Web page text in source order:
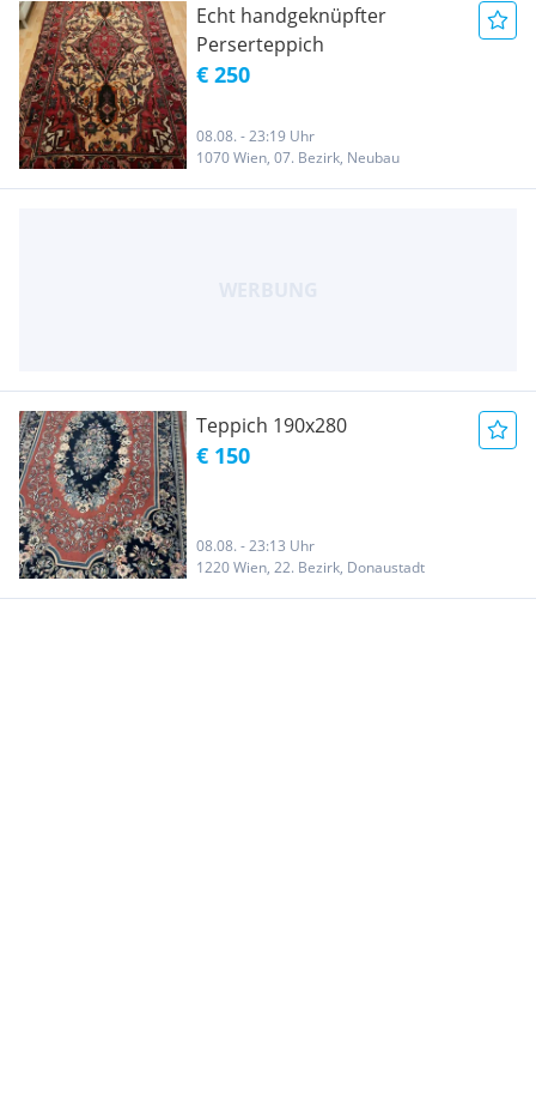
Echt handgeknüpfter
Perserteppich
€ 250
08.08. - 23:19 Uhr
1070 Wien, 07. Bezirk, Neubau
Teppich 190x280
€ 150
08.08. - 23:13 Uhr
1220 Wien, 22. Bezirk, Donaustadt